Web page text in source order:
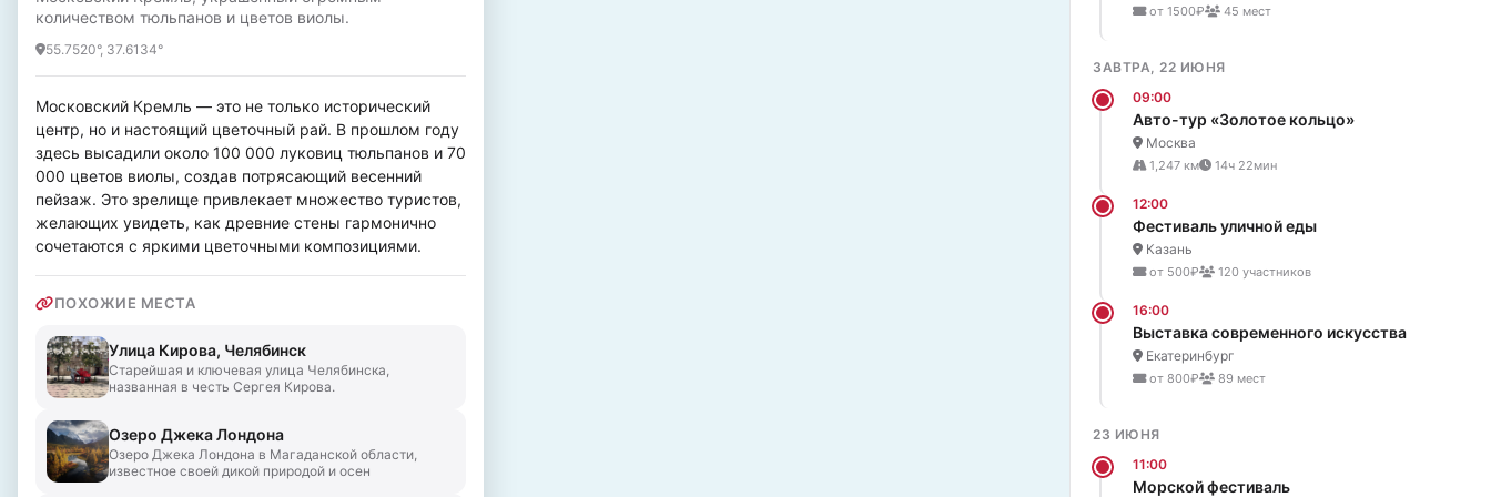
количеством тюльпанов и цветов виолы.
55.7520°, 37.6134°
Московский Кремль — это не только исторический
центр, но и настоящий цветочный рай. В прошлом году
здесь высадили около 100 000 луковиц тюльпанов и 70
000 цветов виолы, создав потрясающий весенний
пейзаж. Это зрелище привлекает множество туристов,
желающих увидеть, как древние стены гармонично
сочетаются с яркими цветочными композициями.
ПОХОЖИЕ МЕСТА
Улица Кирова, Челябинск
Старейшая и ключевая улица Челябинска,
названная в честь Сергея Кирова.
Озеро Джека Лондона
Озеро Джека Лондона в Магаданской области,
известное своей дикой природой и осен
от 1500₽ 45 мест
ЗАВТРА, 22 ИЮНЯ
09:00
Авто-тур «Золотое кольцо»
Москва
1,247 км 14ч 22мин
12:00
Фестиваль уличной еды
Казань
от 500₽ 120 участников
16:00
Выставка современного искусства
Екатеринбург
от 800₽ 89 мест
23 ИЮНЯ
11:00
Морской фестиваль